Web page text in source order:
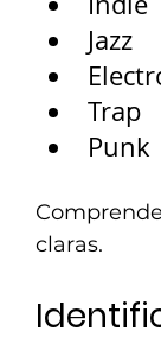
Jazz
Trap
Punk
claras.